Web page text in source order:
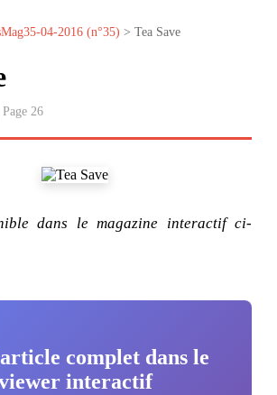
04-2016 (n°35) > Tea Save
| Page 26
dans le magazine interactif ci-
complet dans le
interactif